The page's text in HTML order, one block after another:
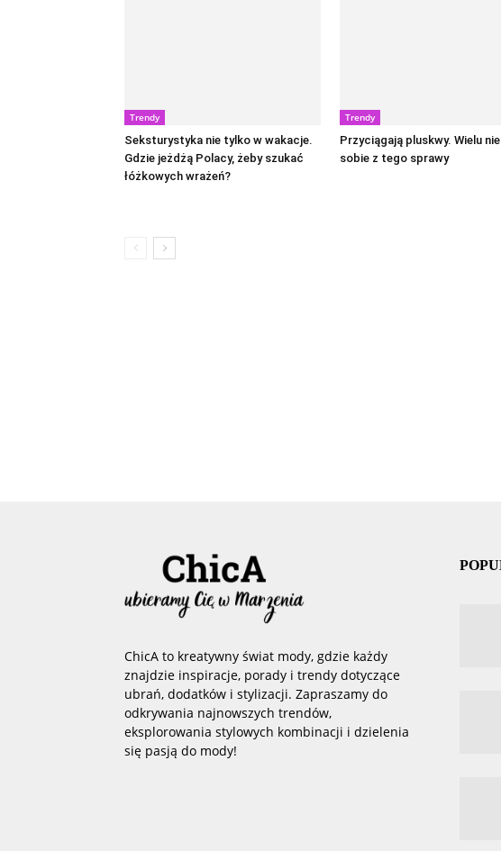
Trendy
Seksturystyka nie tylko w wakacje.
Gdzie jeżdżą Polacy, żeby szukać
łóżkowych wrażeń?
Trendy
Przyciągają pluskwy. Wielu
sobie z tego sprawy
ChicA to kreatywny świat mody, gdzie każdy
znajdzie inspiracje, porady i trendy dotyczące
ubrań, dodatków i stylizacji. Zapraszamy do
odkrywania najnowszych trendów,
eksplorowania stylowych kombinacji i dzielenia
się pasją do mody!